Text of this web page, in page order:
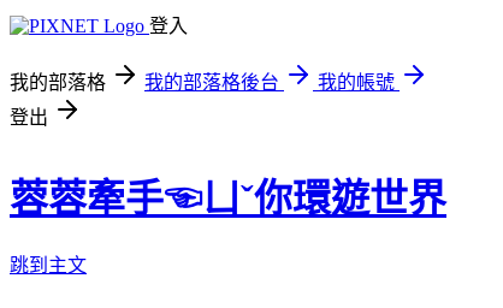
登入
我的部落格 我的部落格後台
我的帳號
登出
蓉蓉牽手☜ㄩˇ你環遊世界
跳到主文